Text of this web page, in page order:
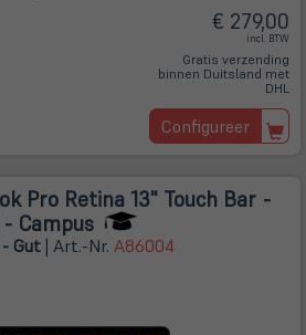
€ 279,00
incl. BTW
Gratis verzending
binnen Duitsland met
DHL
Configureer
Pro Retina 13" Touch Bar -
Campus
Gut| Art.-Nr. A86004